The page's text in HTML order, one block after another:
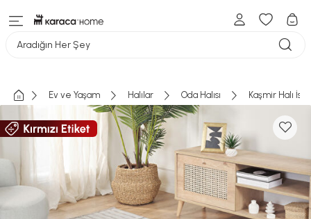
Aradığın Her Şey
Ev ve Yaşam Halılar Oda Halısı Kaşmir Halı